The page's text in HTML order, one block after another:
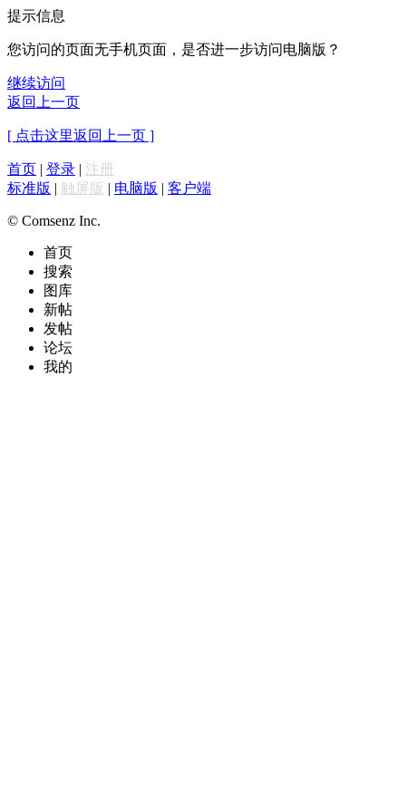
提示信息
您访问的页面无手机页面，是否进一步访问电脑版？
继续访问
返回上一页
[ 点击这里返回上一页 ]
首页 | 登录 | 注册
标准版 | 触屏版 | 电脑版 | 客户端
© Comsenz Inc.
首页
搜索
图库
新帖
发帖
论坛
我的